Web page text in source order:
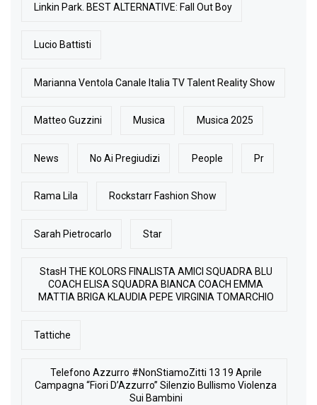
Linkin Park. BEST ALTERNATIVE: Fall Out Boy
Lucio Battisti
Marianna Ventola Canale Italia TV Talent Reality Show
Matteo Guzzini Musica Musica 2025
News No Ai Pregiudizi People Pr
Rama Lila Rockstarr Fashion Show
Sarah Pietrocarlo Star
StasH THE KOLORS FINALISTA AMICI SQUADRA BLU
COACH ELISA SQUADRA BIANCA COACH EMMA
MATTIA BRIGA KLAUDIA PEPE VIRGINIA TOMARCHIO
Tattiche
Telefono Azzurro #NonStiamoZitti 13 19 Aprile
Campagna “Fiori D’Azzurro” Silenzio Bullismo Violenza
Sui Bambini